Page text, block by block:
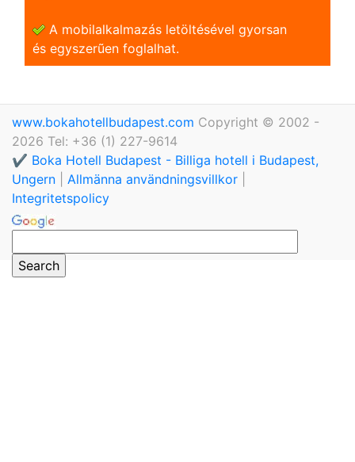
A mobilalkalmazás letöltésével gyorsan
és egyszerũen foglalhat.
www.bokahotellbudapest.com Copyright © 2002 -
2026 Tel: +36 (1) 227-9614
✔️ Boka Hotell Budapest - Billiga hotell i Budapest,
Ungern
Allmänna användningsvillkor
Integritetspolicy